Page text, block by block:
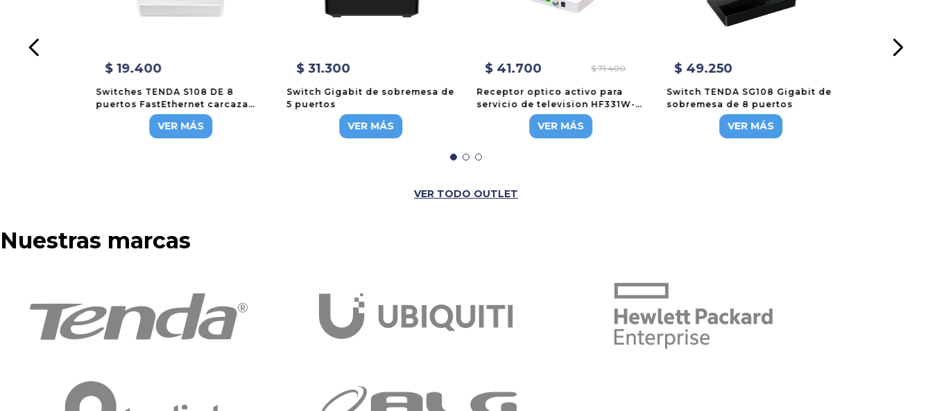
$ 19.400
Switches TENDA S108 DE 8
puertos FastEthernet carcaza
VER MÁS
$ 31.300
Switch Gigabit de sobremesa de
5 puertos
VER MÁS
$ 41.700 $ 71.400
Receptor optico activo para
servicio de television HF331W-
VER MÁS
$ 49.250
Switch TENDA SG108 Gigabit de
sobremesa de 8 puertos
VER MÁS
VER TODO OUTLET
Nuestras marcas